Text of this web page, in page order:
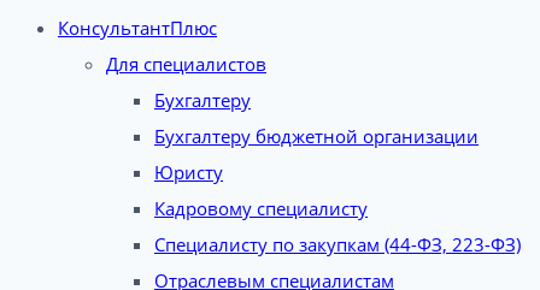
КонсультантПлюс
Для специалистов
Бухгалтеру
Бухгалтеру бюджетной организации
Юристу
Кадровому специалисту
Специалисту по закупкам (44-ФЗ, 223-ФЗ)
Отраслевым специалистам